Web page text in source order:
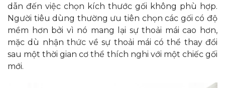
dẫn đến việc chọn kích thước gối không phù hợp.
Người tiêu dùng thường ưu tiên chọn các gối có độ
mềm hơn bởi vì nó mang lại sự thoải mái cao hơn,
mặc dù nhận thức về sự thoải mái có thể thay đổi
sau một thời gian cơ thể thích nghi với một chiếc gối
mới.